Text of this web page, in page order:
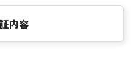
内容